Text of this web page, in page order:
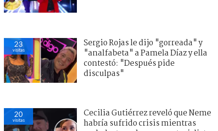
23
visitas
Sergio Rojas le dijo "gorreada" y
"analfabeta" a Pamela Díaz y ella
contestó: "Después pide
disculpas"
20
visitas
Cecilia Gutiérrez reveló que Neme
habría sufrido crisis mientras